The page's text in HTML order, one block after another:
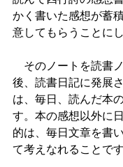
かく書いた感想が蓄
意してもらうことにし
そのノートを読書
後、読書日記に発展
は、毎日、読んだ本
す。本の感想以外に
的は、毎日文章を書
て考えなれることです